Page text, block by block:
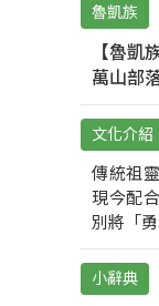
魯凱族
【魯凱
萬山部
文化介紹
傳統祖
現今配
別將「勇
小辭典